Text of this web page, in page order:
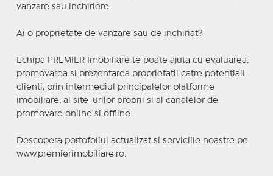
vanzare sau inchiriere.
Ai o proprietate de vanzare sau de inchiriat?
Echipa PREMIER Imobiliare te poate ajuta cu evaluarea,
promovarea si prezentarea proprietatii catre potentiali
clienti, prin intermediul principalelor platforme
imobiliare, al site-urilor proprii si al canalelor de
promovare online si offline.
Descopera portofoliul actualizat si serviciile noastre pe
www.premierimobiliare.ro.